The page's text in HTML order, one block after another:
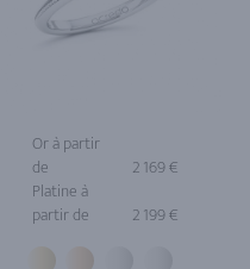
Or à partir
de
2 169 €
Platine à
partir de
2 199 €